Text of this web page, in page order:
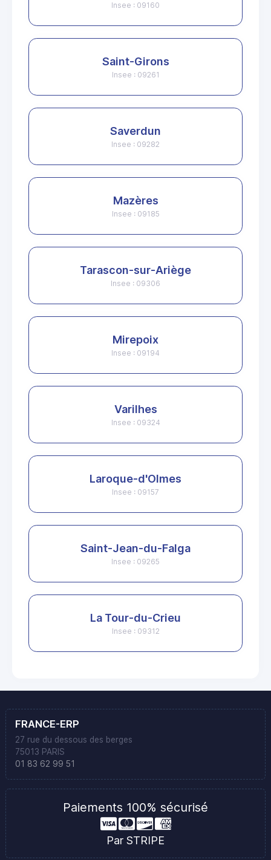
Insee : 09160
Saint-Girons
Insee : 09261
Saverdun
Insee : 09282
Mazères
Insee : 09185
Tarascon-sur-Ariège
Insee : 09306
Mirepoix
Insee : 09194
Varilhes
Insee : 09324
Laroque-d'Olmes
Insee : 09157
Saint-Jean-du-Falga
Insee : 09265
La Tour-du-Crieu
Insee : 09312
FRANCE-ERP
27 rue du dessous des berges
75013 PARIS
01 83 62 99 51
Paiements 100% sécurisé
Par STRIPE